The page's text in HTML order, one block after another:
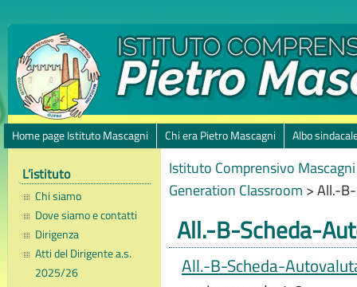
Home page Istituto Mascagni Chi era Pietro Mascagni Albo
L’istituto
Chi siamo
Dove siamo e contatti
Dirigenza
Atti del Dirigente a.s.
2025/26
Istituto Comprensivo
Generation Classroom >All.-
All.-B-Scheda-
All.-B-Scheda-